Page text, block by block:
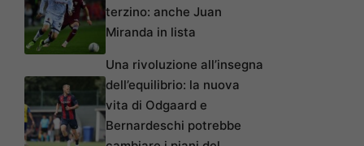
terzino: anche Juan
Miranda in lista
Una rivoluzione all’insegna
dell’equilibrio: la nuova
vita di Odgaard e
Bernardeschi potrebbe